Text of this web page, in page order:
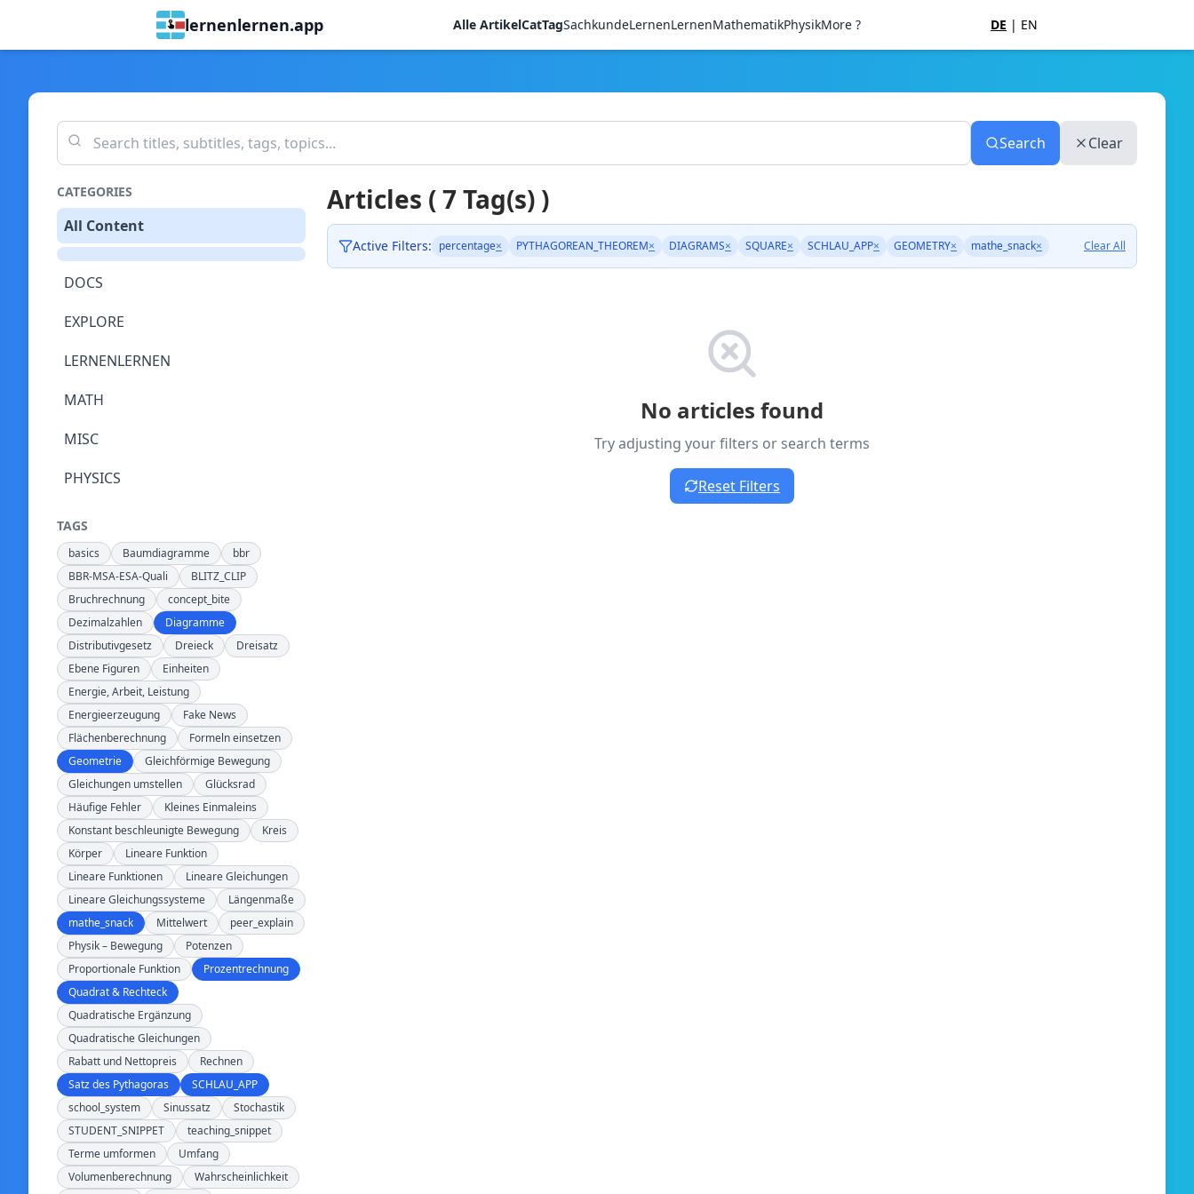
lernenlernen.app Alle ArtikelCatTagSachkundeLernenLernenMathematikPhysikMore ? DE | EN
Search Clear
CATEGORIES
All Content
DOCS
EXPLORE
LERNENLERNEN
MATH
MISC
PHYSICS
TAGS
basics Baumdiagramme
bbr
BBR-MSA-ESA-Quali
BLITZ_CLIP
Bruchrechnung
concept_bite
Dezimalzahlen
Diagramme
Distributivgesetz
Dreieck
Dreisatz
Ebene Figuren
Einheiten
Energie, Arbeit, Leistung
Energieerzeugung
Fake News
Flächenberechnung
Formeln einsetzen
Geometrie
Gleichförmige Bewegung
Gleichungen umstellen
Glücksrad
Häufige Fehler
Kleines Einmaleins
Konstant beschleunigte Bewegung
Kreis
Körper
Lineare Funktion
Lineare Funktionen
Lineare Gleichungen
Lineare Gleichungssysteme
Längenmaße
mathe_snack
Mittelwert
peer_explain
Physik – Bewegung
Potenzen
Proportionale Funktion
Prozentrechnung
Quadrat & Rechteck
Quadratische Ergänzung
Quadratische Gleichungen
Rabatt und Nettopreis
Rechnen
Satz des Pythagoras
SCHLAU_APP
school_system
Sinussatz
Stochastik
STUDENT_SNIPPET
teaching_snippet
Terme umformen
Umfang
Volumenberechnung
Wahrscheinlichkeit
Articles ( 7 Tag(s) )
Active Filters: percentage× PYTHAGOREAN_THEOREM× DIAGRAMS× SQUARE× SCHLAU_APP× GEOMETRY× mathe_snack× Clear All
No articles found
Try adjusting your filters or search terms
Reset Filters